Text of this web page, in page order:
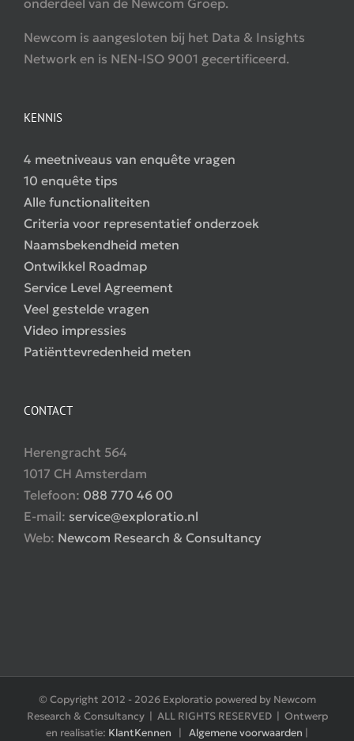
Newcom is aangesloten bij het Data & Insights
Network en is NEN-ISO 9001 gecertificeerd.
KENNIS
4 meetniveaus van enquête vragen
10 enquête tips
Alle functionaliteiten
Criteria voor representatief onderzoek
Naamsbekendheid meten
Ontwikkel Roadmap
Service Level Agreement
Veel gestelde vragen
Video impressies
Patiënttevredenheid meten
CONTACT
Herengracht 564
1017 CH Amsterdam
Telefoon: 088 770 46 00
E-mail: service@exploratio.nl
Web: Newcom Research & Consultancy
© Copyright 2012 - 2026 Exploratio powered by Newcom
Research & Consultancy | ALL RIGHTS RESERVED | Ontwerp
en realisatie: KlantKennen | Algemene voorwaarden |